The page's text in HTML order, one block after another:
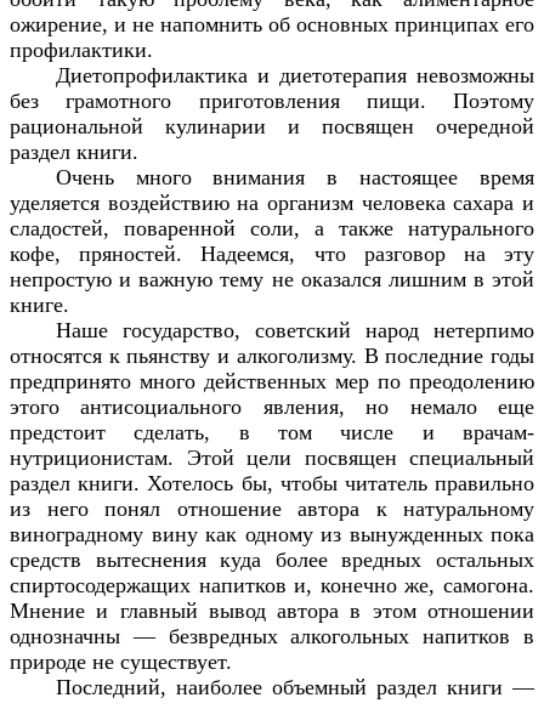
ожирение, и не напомнить об основных принципах его
профилактики.
Диетопрофилактика и диетотерапия невозможны
без грамотного приготовления пищи. Поэтому
рациональной кулинарии и посвящен очередной
раздел книги.
Очень много внимания в настоящее время
уделяется воздействию на организм человека сахара и
сладостей, поваренной соли, а также натурального
кофе, пряностей. Надеемся, что разговор на эту
непростую и важную тему не оказался лишним в этой
книге.
Наше государство, советский народ нетерпимо
относятся к пьянству и алкоголизму. В последние годы
предпринято много действенных мер по преодолению
этого антисоциального явления, но немало еще
предстоит сделать, в том числе и врачам-
нутриционистам. Этой цели посвящен специальный
раздел книги. Хотелось бы, чтобы читатель правильно
из него понял отношение автора к натуральному
виноградному вину как одному из вынужденных пока
средств вытеснения куда более вредных остальных
спиртосодержащих напитков и, конечно же, самогона.
Мнение и главный вывод автора в этом отношении
однозначны — безвредных алкогольных напитков в
природе не существует.
Последний, наиболее объемный раздел книги —